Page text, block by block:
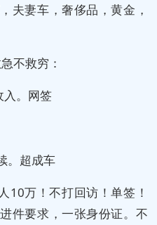
夫妻车，奢侈品，黄金，
不救穷：
入。网签
。超成车
万！不打回访！单签！
件要求，一张身份证。不